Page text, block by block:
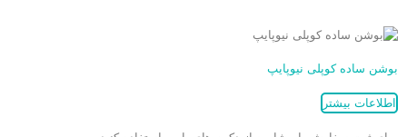
بوشن ساده کوپلی نیوپایپ
اطلاعات بیشتر